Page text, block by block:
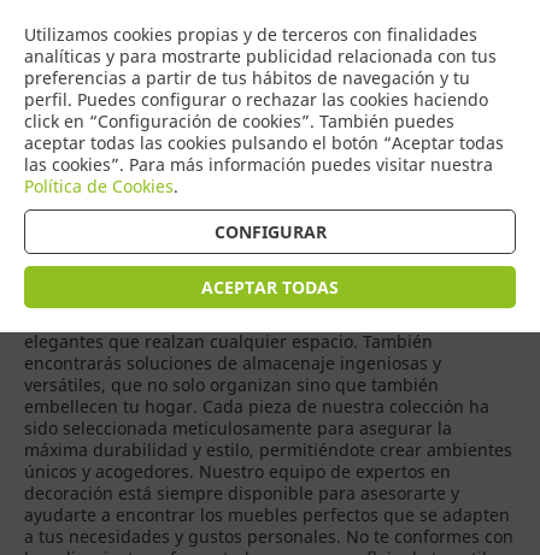
Utilizamos cookies propias y de terceros con finalidades
analíticas y para mostrarte publicidad relacionada con tus
preferencias a partir de tus hábitos de navegación y tu
perfil. Puedes configurar o rechazar las cookies haciendo
click en “Configuración de cookies”. También puedes
aceptar todas las cookies pulsando el botón “Aceptar todas
las cookies”. Para más información puedes visitar nuestra
Política de Cookies.
CONFIGURAR
ACEPTAR TODAS
0
COMERCIO
DE TORRIJOS
Productos (7)
Si estás buscando muebles que combinen diseño, calidad y
comodidad, nuestra tienda es el lugar ideal para ti.
Ofrecemos una amplia gama de opciones para cada
habitación de tu hogar, desde sofás y sillones modernos
elegantes que realzan cualquier espacio. También
encontrarás soluciones de almacenaje ingeniosas y
versátiles, que no solo organizan sino que también
embellecen tu hogar. Cada pieza de nuestra colección ha
sido seleccionada meticulosamente para asegurar la
máxima durabilidad y estilo, permitiéndote crear ambientes
únicos y acogedores. Nuestro equipo de expertos en
decoración está siempre disponible para asesorarte y
ayudarte a encontrar los muebles perfectos que se adapten
a tus necesidades y gustos personales. No te conformes con